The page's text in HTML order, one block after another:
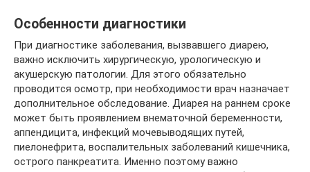
Особенности диагностики
При диагностике заболевания, вызвавшего диарею,
важно исключить хирургическую, урологическую и
акушерскую патологии. Для этого обязательно
проводится осмотр, при необходимости врач назначает
дополнительное обследование. Диарея на раннем сроке
может быть проявлением внематочной беременности,
аппендицита, инфекций мочевыводящих путей,
пиелонефрита, воспалительных заболеваний кишечника,
острого панкреатита. Именно поэтому важно